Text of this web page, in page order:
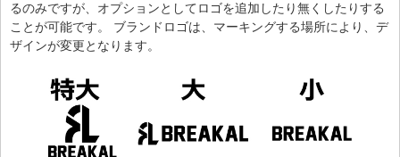
るのみですが、オプションとしてロゴを追加したり無くしたりする
ことが可能です。 ブランドロゴは、マーキングする場所により、デ
ザインが変更となります。